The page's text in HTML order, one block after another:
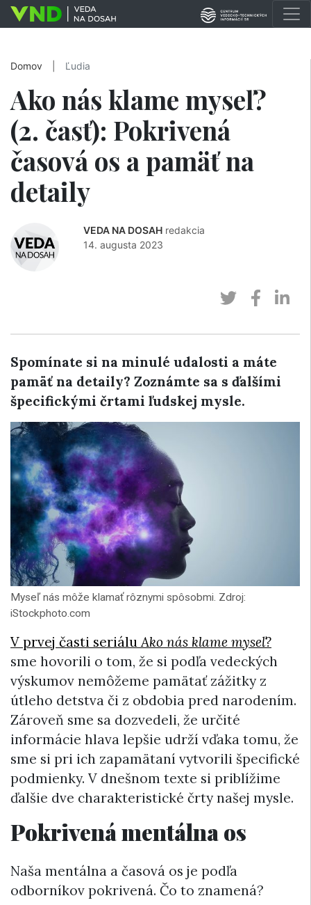
Domov Ľudia
Ako nás klame myseľ?
(2. časť): Pokrivená
časová os a pamäť na
detaily
VEDA NA DOSAH redakcia
14. augusta 2023
Spomínate si na minulé udalosti a máte
pamäť na detaily? Zoznámte sa s ďalšími
špecifickými črtami ľudskej mysle.
Myseľ nás môže klamať rôznymi spôsobmi. Zdroj:
iStockphoto.com
V prvej časti seriáluAko nás klame myseľ?
sme hovorili o tom, že si podľa vedeckých
výskumov nemôžeme pamätať zážitky z
útleho detstva či z obdobia pred narodením.
Zároveň sme sa dozvedeli, že určité
informácie hlava lepšie udrží vďaka tomu, že
sme si pri ich zapamätaní vytvorili špecifické
podmienky. V dnešnom texte si priblížime
ďalšie dve charakteristické črty našej mysle.
Pokrivená mentálna os
Naša mentálna a časová os je podľa
odborníkov pokrivená. Čo to znamená?